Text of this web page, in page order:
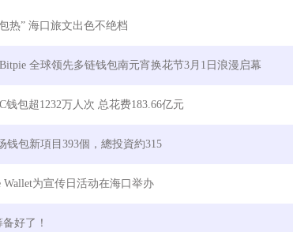
热” 海口旅文出色不绝档
全球领先多链钱包南元宵换花节3月1日浪漫启幕
包超1232万人次 总花费183.66亿元
钱包新項目393個，總投資約315
为宣传日活动在海口举办
好了！